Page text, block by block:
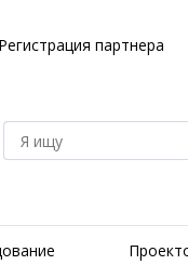
Регистрация партнера